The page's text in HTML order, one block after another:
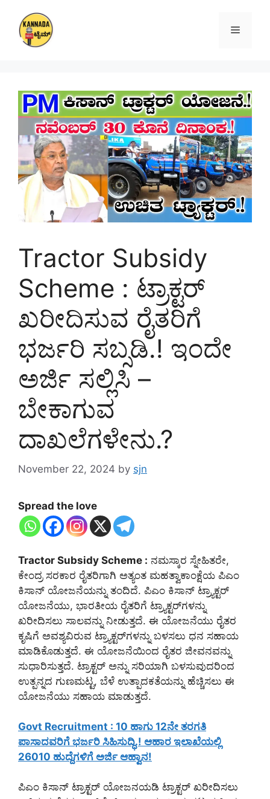
content
Menu
Tractor Subsidy
Scheme : ಟ್ರಾಕ್ಟರ್
ಖರೀದಿಸುವ ರೈತರಿಗೆ
ಭರ್ಜರಿ ಸಬ್ಸಡಿ.! ಇಂದೇ
ಅರ್ಜಿ ಸಲ್ಲಿಸಿ –
ಬೇಕಾಗುವ
ದಾಖಲೆಗಳೇನು.?
November 22, 2024 by sjn
Spread the love
Tractor Subsidy Scheme : ನಮಸ್ಕಾರ ಸ್ನೇಹಿತರೇ,
ಕೇಂದ್ರ ಸರಕಾರ ರೈತರಿಗಾಗಿ ಅತ್ಯಂತ ಮಹತ್ವಾಕಾಂಕ್ಷೆಯ ಪಿಎಂ
ಕಿಸಾನ್ ಯೋಜನೆಯನ್ನು ತಂದಿದೆ. ಪಿಎಂ ಕಿಸಾನ್ ಟ್ರ್ಯಾಕ್ಟರ್
ಯೋಜನೆಯು, ಭಾರತೀಯ ರೈತರಿಗೆ ಟ್ರ್ಯಾಕ್ಟರ್‌ಗಳನ್ನು
ಖರೀದಿಸಲು ಸಾಲವನ್ನು ನೀಡುತ್ತದೆ. ಈ ಯೋಜನೆಯು ರೈತರ
ಕೃಷಿಗೆ ಅವಶ್ಯವಿರುವ ಟ್ರ್ಯಾಕ್ಟರ್‌ಗಳನ್ನು ಬಳಸಲು ಧನ ಸಹಾಯ
ಮಾಡಿಕೊಡುತ್ತದೆ. ಈ ಯೋಜನೆಯಿಂದ ರೈತರ ಜೀವನವನ್ನು
ಸುಧಾರಿಸುತ್ತದೆ. ಟ್ರಾಕ್ಟರ್ ಅನ್ನು ಸರಿಯಾಗಿ ಬಳಸುವುದರಿಂದ
ಉತ್ಪನ್ನದ ಗುಣಮಟ್ಟ, ಬೆಳೆ ಉತ್ಪಾದಕತೆಯನ್ನು ಹೆಚ್ಚಿಸಲು ಈ
ಯೋಜನೆಯು ಸಹಾಯ ಮಾಡುತ್ತದೆ.
Govt Recruitment : 10 ಹಾಗು 12ನೇ ತರಗತಿ
ಪಾಸಾದವರಿಗೆ ಭರ್ಜರಿ ಸಿಹಿಸುದ್ಧಿ.! ಆಹಾರ ಇಲಾಖೆಯಲ್ಲಿ
26010 ಹುದ್ದೆಗಳಿಗೆ ಅರ್ಜಿ ಆಹ್ವಾನ!
ಪಿಎಂ ಕಿಸಾನ್ ಟ್ರಾಕ್ಟರ್ ಯೋಜನಯಡಿ ಟ್ರಾಕ್ಟರ್ ಖರೀದಿಸಲು